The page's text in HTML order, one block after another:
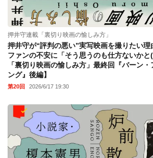
押井守連載「裏切り映画の愉しみ方」
押井守が“評判の悪い”実写映画を撮りたい理
ファンの不安に「そう思うのも仕方ないか
「裏切り映画の愉しみ方」最終回『バーン
ング』後編】
第20回 2026/6/17 19:30